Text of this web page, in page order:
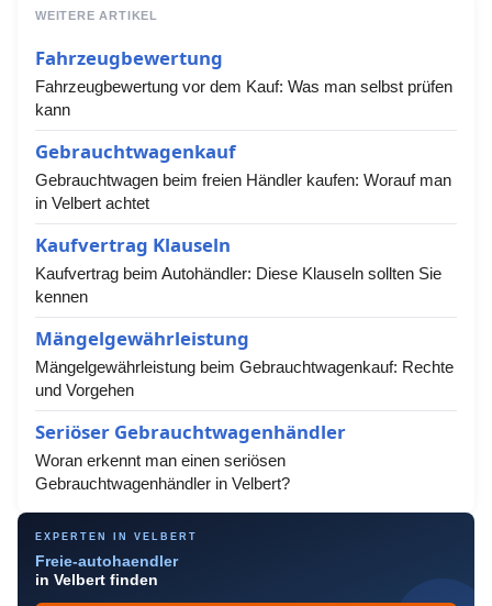
WEITERE ARTIKEL
Fahrzeugbewertung
Fahrzeugbewertung vor dem Kauf: Was man selbst prüfen
kann
Gebrauchtwagenkauf
Gebrauchtwagen beim freien Händler kaufen: Worauf man
in Velbert achtet
Kaufvertrag Klauseln
Kaufvertrag beim Autohändler: Diese Klauseln sollten Sie
kennen
Mängelgewährleistung
Mängelgewährleistung beim Gebrauchtwagenkauf: Rechte
und Vorgehen
Seriöser Gebrauchtwagenhändler
Woran erkennt man einen seriösen
Gebrauchtwagenhändler in Velbert?
EXPERTEN IN VELBERT
Freie-autohaendler
in Velbert finden